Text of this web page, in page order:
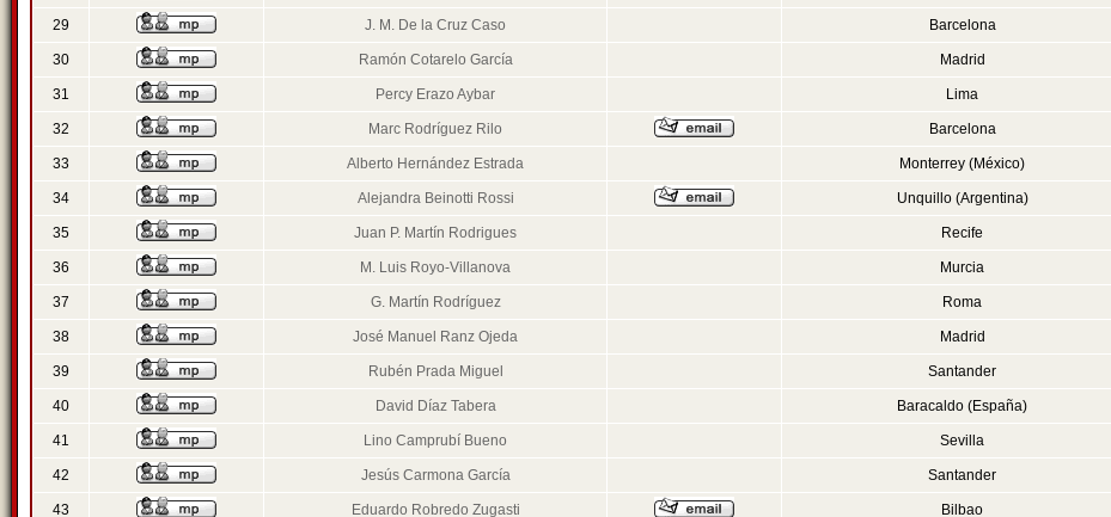
29 J. M. De la Cruz Caso Barcelona
30 Ramón Cotarelo García Madrid
31 Percy Erazo Aybar Lima
32 Marc Rodríguez Rilo Barcelona
33 Alberto Hernández Estrada Monterrey (México)
34 Alejandra Beinotti Rossi Unquillo (Argentina)
35 Juan P. Martín Rodrigues Recife
36 M. Luis Royo-Villanova Murcia
37 G. Martín Rodríguez Roma
38 José Manuel Ranz Ojeda Madrid
39 Rubén Prada Miguel Santander
40 David Díaz Tabera Baracaldo (España)
41 Lino Camprubí Bueno Sevilla
42 Jesús Carmona García Santander
43 Eduardo Robredo Zugasti Bilbao